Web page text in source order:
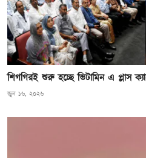
শিগগিরই শুরু হচ্ছে ভিটামিন এ প্লাস
জুন ১৬, ২০২৬